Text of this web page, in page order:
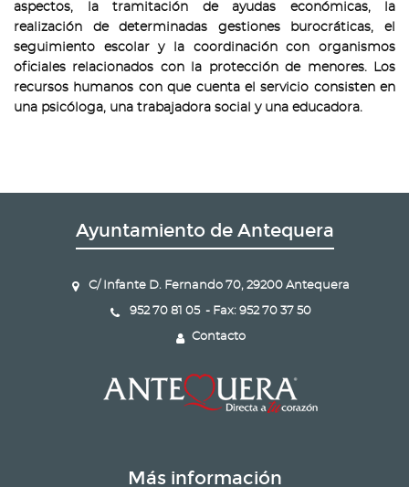
aspectos, la tramitación de ayudas económicas, la
realización de determinadas gestiones burocráticas, el
seguimiento escolar y la coordinación con organismos
oficiales relacionados con la protección de menores. Los
recursos humanos con que cuenta el servicio consisten en
una psicóloga, una trabajadora social y una educadora.
Ayuntamiento de Antequera
C/ Infante D. Fernando 70, 29200 Antequera
952 70 81 05 - Fax: 952 70 37 50
Contacto
Más información